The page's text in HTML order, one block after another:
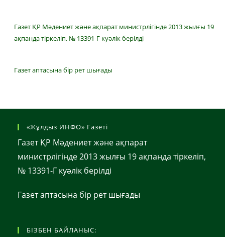
Газет ҚР Мәдениет және ақпарат министрлігінде 2013 жылғы 19
ақпанда тіркеліп, № 13391-Г куәлік берілді
Газет аптасына бір рет шығады
«Жұлдыз ИНФО» Газеті
Газет ҚР Мәдениет және ақпарат
министрлігінде 2013 жылғы 19 ақпанда тіркеліп,
№ 13391-Г куәлік берілді
Газет аптасына бір рет шығады
БІЗБЕН БАЙЛАНЫС: